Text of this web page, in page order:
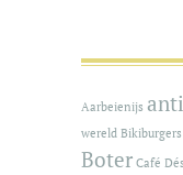
Aarbeienijs
wereld Bikiburgers
Boter Café